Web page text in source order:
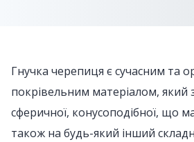
Гнучка черепиця є сучасним та
покрівельним матеріалом, який
сферичної, конусоподібної, що
також на будь-який інший